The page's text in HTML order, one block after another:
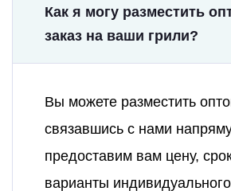
Как я могу разместить
заказ на ваши грили?
Вы можете разместить
связавшись с нами
предоставим вам цену,
варианты индивидуального